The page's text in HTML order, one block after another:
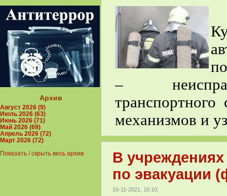
–
транспортного
механизмов и
В учреждениях
по эвакуации
16-11-2021, 16:10;
Архив
Август 2026 (9)
Июль 2026 (63)
Июнь 2026 (71)
Май 2026 (69)
Апрель 2026 (72)
Март 2026 (72)
Показать / скрыть весь архив